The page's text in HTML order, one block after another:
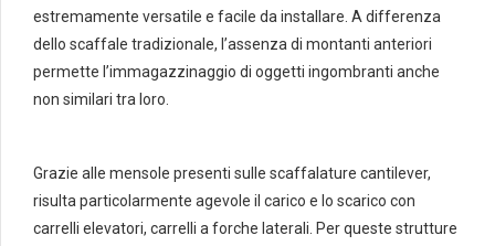
estremamente versatile e facile da installare. A differenza
dello scaffale tradizionale, l’assenza di montanti anteriori
permette l’immagazzinaggio di oggetti ingombranti anche
non similari tra loro.
Grazie alle mensole presenti sulle scaffalature cantilever,
risulta particolarmente agevole il carico e lo scarico con
carrelli elevatori, carrelli a forche laterali. Per queste strutture